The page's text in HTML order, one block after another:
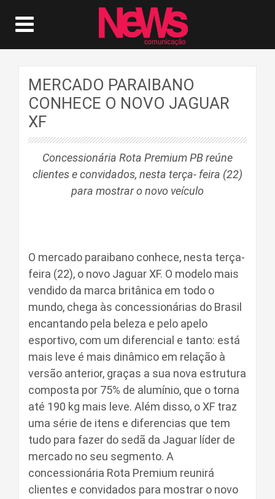
MERCADO PARAIBANO
CONHECE O NOVO JAGUAR
XF
Concessionária Rota Premium PB reúne
clientes e convidados, nesta terça- feira (22)
para mostrar o novo veículo
O mercado paraibano conhece, nesta terça-
feira (22), o novo Jaguar XF. O modelo mais
vendido da marca britânica em todo o
mundo, chega às concessionárias do Brasil
encantando pela beleza e pelo apelo
esportivo, com um diferencial e tanto: está
mais leve é mais dinâmico em relação à
versão anterior, graças a sua nova estrutura
composta por 75% de alumínio, que o torna
até 190 kg mais leve. Além disso, o XF traz
uma série de itens e diferencias que tem
tudo para fazer do sedã da Jaguar líder de
mercado no seu segmento. A
concessionária Rota Premium reunirá
clientes e convidados para mostrar o novo